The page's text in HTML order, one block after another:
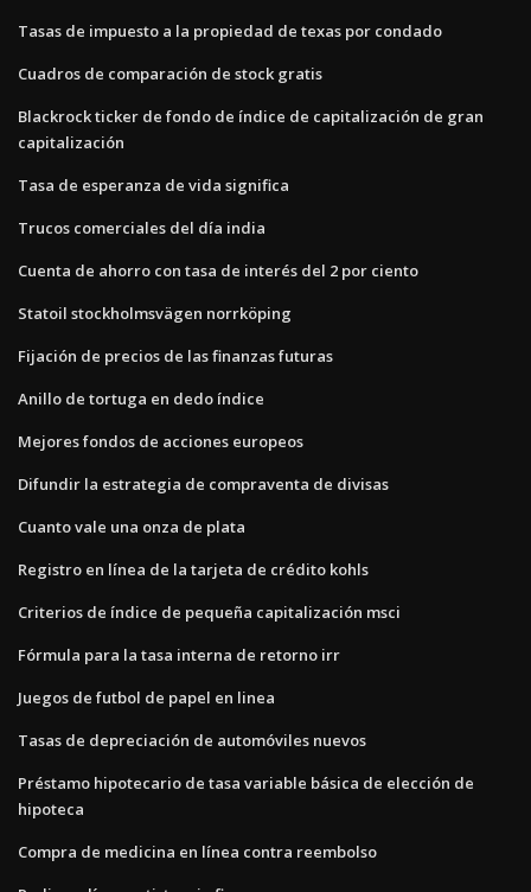
Tasas de impuesto a la propiedad de texas por condado
Cuadros de comparación de stock gratis
Blackrock ticker de fondo de índice de capitalización de gran
capitalización
Tasa de esperanza de vida significa
Trucos comerciales del día india
Cuenta de ahorro con tasa de interés del 2 por ciento
Statoil stockholmsvägen norrköping
Fijación de precios de las finanzas futuras
Anillo de tortuga en dedo índice
Mejores fondos de acciones europeos
Difundir la estrategia de compraventa de divisas
Cuanto vale una onza de plata
Registro en línea de la tarjeta de crédito kohls
Criterios de índice de pequeña capitalización msci
Fórmula para la tasa interna de retorno irr
Juegos de futbol de papel en linea
Tasas de depreciación de automóviles nuevos
Préstamo hipotecario de tasa variable básica de elección de
hipoteca
Compra de medicina en línea contra reembolso